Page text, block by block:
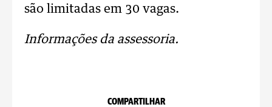
são limitadas em 30 vagas.
Informações da assessoria.
COMPARTILHAR